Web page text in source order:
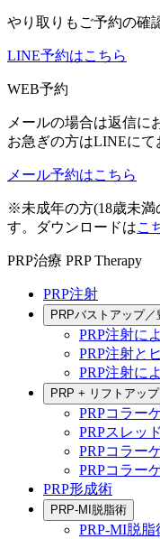
やり取りもご予約の確
LINE予約はこちら
WEB予約
メールの場合は返信に
お急ぎの方はLINEにて
メール予約はこちら
※未成年の方(18歳未満
す。ダウンロードはこ
PRP治療 PRP Therapy
PRP注射
PRPバストアップ／
PRP注射に
PRP注射と
PRP注射に
PRP + リフトアップ
PRPコラー
PRPスレッ
PRPコラー
PRPコラー
PRP形成術
PRP-MI脱脂術
PRP-MI脱脂